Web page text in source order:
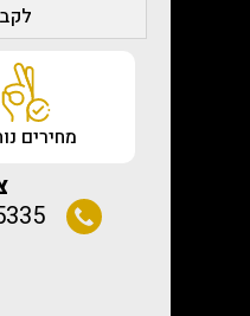
מחירים